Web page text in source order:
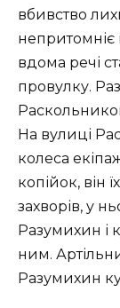
вбивство
вдома речі
провулку.
На вулиці
колеса
копійок, він
захворів, у
Разумихин і
ним.
Разумихин